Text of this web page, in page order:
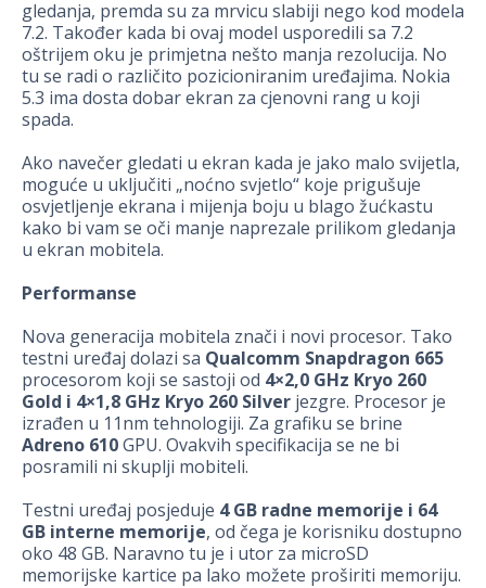
gledanja, premda su za mrvicu slabiji nego kod modela
7.2. Također kada bi ovaj model usporedili sa 7.2
oštrijem oku je primjetna nešto manja rezolucija. No
tu se radi o različito pozicioniranim uređajima. Nokia
5.3 ima dosta dobar ekran za cjenovni rang u koji
spada.
Ako navečer gledati u ekran kada je jako malo svijetla,
moguće u uključiti „noćno svjetlo“ koje prigušuje
osvjetljenje ekrana i mijenja boju u blago žućkastu
kako bi vam se oči manje naprezale prilikom gledanja
u ekran mobitela.
Performanse
Nova generacija mobitela znači i novi procesor. Tako
testni uređaj dolazi sa Qualcomm Snapdragon 665
procesorom koji se sastoji od 4×2,0 GHz Kryo 260
Gold i 4×1,8 GHz Kryo 260 Silver jezgre. Procesor je
izrađen u 11nm tehnologiji. Za grafiku se brine
Adreno 610GPU. Ovakvih specifikacija se ne bi
posramili ni skuplji mobiteli.
Testni uređaj posjeduje 4 GB radne memorije i 64
GB interne memorije, od čega je korisniku dostupno
oko 48 GB. Naravno tu je i utor za microSD
memorijske kartice pa lako možete proširiti memoriju.